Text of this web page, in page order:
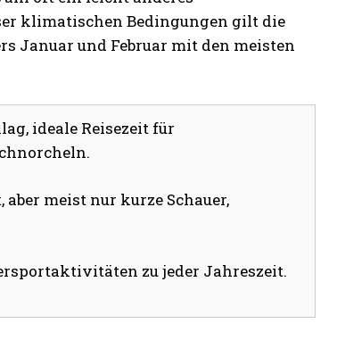
klimatischen Bedingungen gilt die
Januar und Februar mit den meisten
ideale Reisezeit für
meist nur kurze Schauer,
zu jeder Jahreszeit.